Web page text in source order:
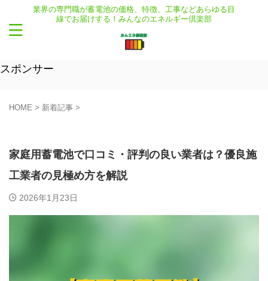
業界の専門職が蓄電池の価格、特徴、工事などあらゆる目
線でお届けする！みんなのエネルギー倶楽部
スポンサー
HOME > 新着記事 >
家庭用蓄電池で口コミ・評判の良い業者は？優良施
工業者の見極め方を解説
2026年1月23日